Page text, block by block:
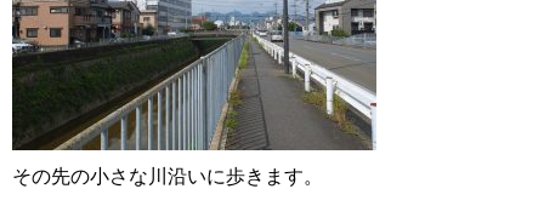
その先の小さな川沿いに歩きます。